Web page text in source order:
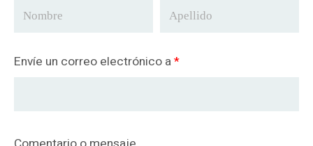
Envíe un correo electrónico a*